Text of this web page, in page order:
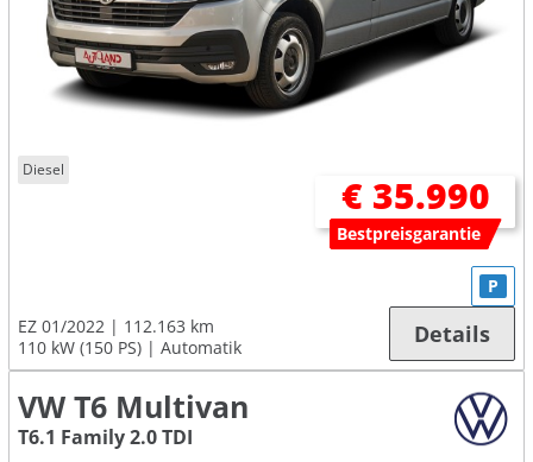
Diesel
€ 35.990
Bestpreisgarantie
EZ 01/2022
112.163 km
110 kW (150 PS)
Automatik
P
Details
VW T6 Multivan
T6.1 Family 2.0 TDI